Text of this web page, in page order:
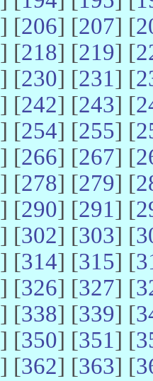
] [206] [207] [
] [218] [219] [
] [230] [231] [
] [242] [243] [
] [254] [255] [
] [266] [267] [
] [278] [279] [
] [290] [291] [
] [302] [303] [
] [314] [315] [
] [326] [327] [
] [338] [339] [
] [350] [351] [
] [362] [363] [